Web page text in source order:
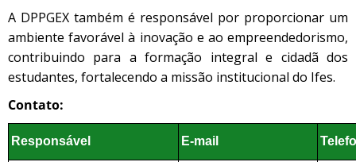
A DPPGEX também é responsável por proporcionar um
ambiente favorável à inovação e ao empreendedorismo,
contribuindo para a formação integral e cidadã dos
estudantes, fortalecendo a missão institucional do Ifes.
Contato:
Responsável E-mail